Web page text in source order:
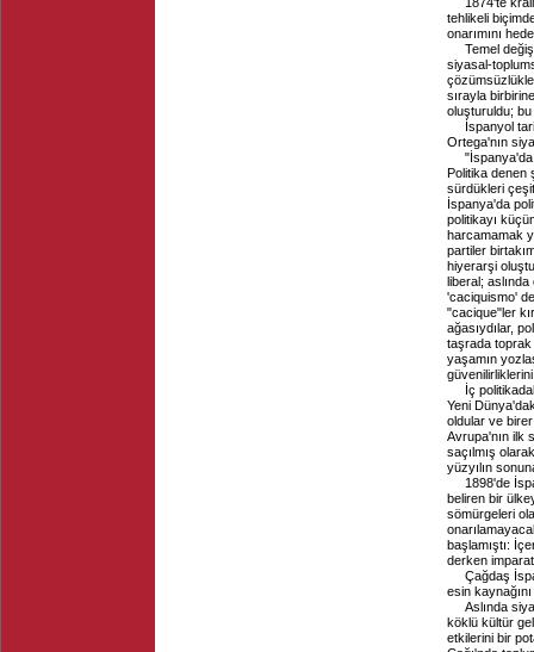
tehlikeli
onarımını
Temel
siyasal-
sırayla
oluşturuldu;
İspanyol
Ortega'nın
Politika denen
sürdükleri
İspanya'da
politikayı
harcamamak
partiler
hiyerarşi
liberal;
'caciquismo'
"cacique"ler
ağasıydılar,
taşrada toprak
yaşamın
İç
Yeni
oldular ve
Avrupa'nın ilk
saçılmış
yüzyılın
1898'de
beliren bir
sömürgeleri
başlamıştı:
derken
Çağdaş
esin
Aslında
köklü kültür
etkilerini bir